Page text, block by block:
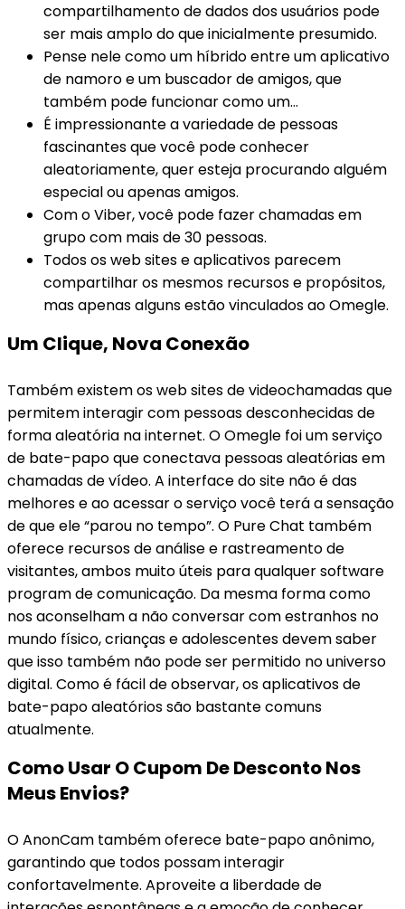
compartilhamento de dados dos usuários pode
ser mais amplo do que inicialmente presumido.
Pense nele como um híbrido entre um aplicativo
de namoro e um buscador de amigos, que
também pode funcionar como um…
É impressionante a variedade de pessoas
fascinantes que você pode conhecer
aleatoriamente, quer esteja procurando alguém
especial ou apenas amigos.
Com o Viber, você pode fazer chamadas em
grupo com mais de 30 pessoas.
Todos os web sites e aplicativos parecem
compartilhar os mesmos recursos e propósitos,
mas apenas alguns estão vinculados ao Omegle.
Um Clique, Nova Conexão
Também existem os web sites de videochamadas que
permitem interagir com pessoas desconhecidas de
forma aleatória na internet. O Omegle foi um serviço
de bate-papo que conectava pessoas aleatórias em
chamadas de vídeo. A interface do site não é das
melhores e ao acessar o serviço você terá a sensação
de que ele “parou no tempo”. O Pure Chat também
oferece recursos de análise e rastreamento de
visitantes, ambos muito úteis para qualquer software
program de comunicação. Da mesma forma como
nos aconselham a não conversar com estranhos no
mundo físico, crianças e adolescentes devem saber
que isso também não pode ser permitido no universo
digital. Como é fácil de observar, os aplicativos de
bate-papo aleatórios são bastante comuns
atualmente.
Como Usar O Cupom De Desconto Nos
Meus Envios?
O AnonCam também oferece bate-papo anônimo,
garantindo que todos possam interagir
confortavelmente. Aproveite a liberdade de